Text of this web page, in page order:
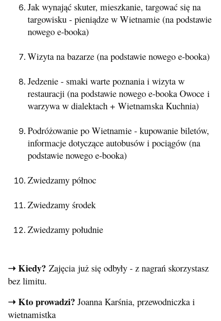
Jak wynająć skuter, mieszkanie, targować się na
targowisku - pieniądze w Wietnamie (na podstawie
nowego e-booka)
Wizyta na bazarze (na podstawie nowego e-booka)
Jedzenie - smaki warte poznania i wizyta w
restauracji (na podstawie nowego e-booka Owoce i
warzywa w dialektach + Wietnamska Kuchnia)
Podróżowanie po Wietnamie - kupowanie biletów,
informacje dotyczące autobusów i pociągów (na
podstawie nowego e-booka)
Zwiedzamy północ
Zwiedzamy środek
Zwiedzamy południe
➝ Kiedy? Zajęcia już się odbyły - z nagrań skorzystasz
bez limitu.
➝ Kto prowadzi? Joanna Karśnia, przewodniczka i
wietnamistka